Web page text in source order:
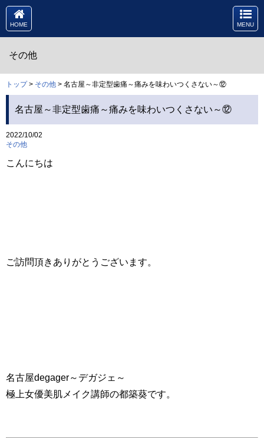
HOME MENU
その他
トップ> その他 > 名古屋～非定型歯痛～痛みを味わいつくさない～⑫
名古屋～非定型歯痛～痛みを味わいつくさない～⑫
2022/10/02
その他
こんにちは
ご訪問頂きありがとうございます。
名古屋degager～デガジェ～
極上女優美肌メイク講師の都築葵です。